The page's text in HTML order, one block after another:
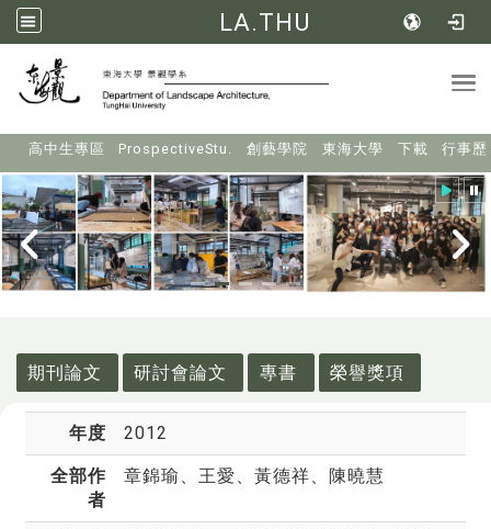
LA.THU
高中生專區 ProspectiveStu. 創藝學院 東海大學 下載 行事歷
期刊論文
研討會論文 專書 榮譽獎項
年度 2012
全部作
者
章錦瑜 、王愛、黃德祥、陳曉慧